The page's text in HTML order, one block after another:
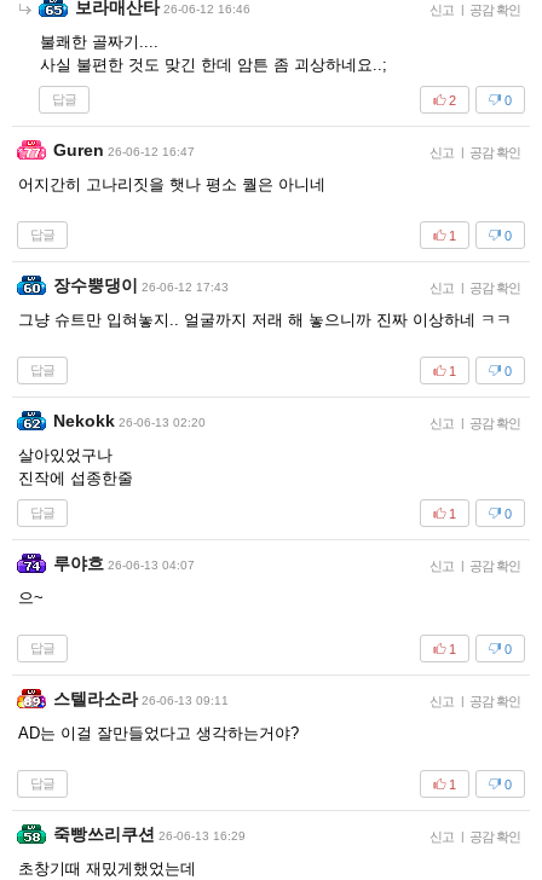
보라매산타 26-06-12 16:46 신고 | 공감 확인
불쾌한 골짜기....
사실 불편한 것도 맞긴 한데 암튼 좀 괴상하네요..;
답글 0
2
Guren 26-06-12 16:47 신고 | 공감 확인
어지간히 고나리짓을 햇나 평소 퀄은 아니네
답글 0
1
장수뿡댕이 26-06-12 17:43 신고 | 공감 확인
그냥 슈트만 입혀놓지.. 얼굴까지 저래 해 놓으니까 진짜 이상하네 ㅋㅋ
답글 0
1
Nekokk 26-06-13 02:20 신고 | 공감 확인
살아있었구나
진작에 섭종한줄
답글 0
1
루야흐 26-06-13 04:07 신고 | 공감 확인
으~
답글 0
1
스텔라소라 26-06-13 09:11 신고 | 공감 확인
AD는 이걸 잘만들었다고 생각하는거야?
답글 0
1
죽빵쓰리쿠션 26-06-13 16:29 신고 | 공감 확인
초창기때 재밌게했었는데